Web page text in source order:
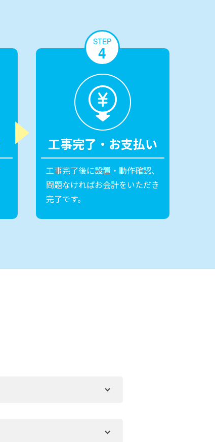
STEP
4
工事完了・お支払い
工事完了後に設置・動作確認、
問題なければお会計をいただき
完了です。